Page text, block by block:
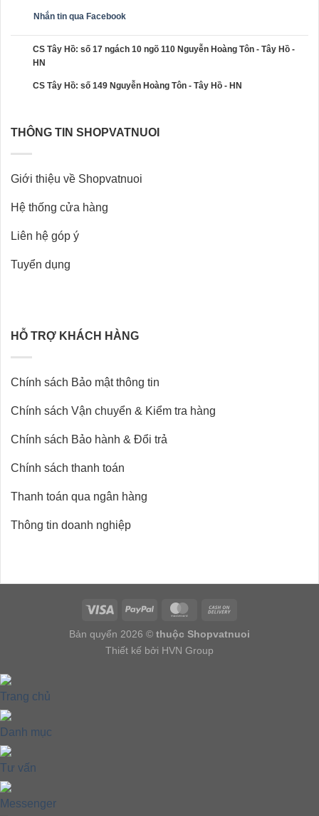
Nhắn tin qua Facebook
CS Tây Hồ: số 17 ngách 10 ngõ 110 Nguyễn Hoàng Tôn - Tây Hồ -
HN
CS Tây Hồ: số 149 Nguyễn Hoàng Tôn - Tây Hồ - HN
THÔNG TIN SHOPVATNUOI
Giới thiệu về Shopvatnuoi
Hệ thống cửa hàng
Liên hệ góp ý
Tuyển dụng
HỖ TRỢ KHÁCH HÀNG
Chính sách Bảo mật thông tin
Chính sách Vận chuyển & Kiểm tra hàng
Chính sách Bảo hành & Đổi trả
Chính sách thanh toán
Thanh toán qua ngân hàng
Thông tin doanh nghiệp
Bản quyển 2026 © thuộc Shopvatnuoi
Thiết kế bởi HVN Group
Trang chủ
Danh mục
Tư vấn
Messenger